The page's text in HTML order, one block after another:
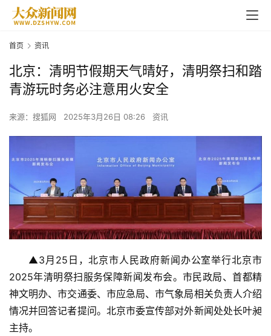
首页 资讯
北京：清明节假期天气晴好，清明祭扫和踏
青游玩时务必注意用火安全
来源：搜狐网 2025年3月26日 08:26 资讯
▲3月25日，北京市人民政府新闻办公室举行北京市
2025年清明祭扫服务保障新闻发布会。市民政局、首都精
神文明办、市交通委、市应急局、市气象局相关负责人介绍
情况并回答记者提问。北京市委宣传部对外新闻处处长叶昶
主持。